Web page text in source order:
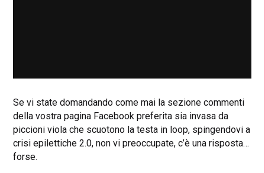
Se vi state domandando come mai la sezione commenti
della vostra pagina Facebook preferita sia invasa da
piccioni viola che scuotono la testa in loop, spingendovi a
crisi epilettiche 2.0, non vi preoccupate, c’è una risposta…
forse.